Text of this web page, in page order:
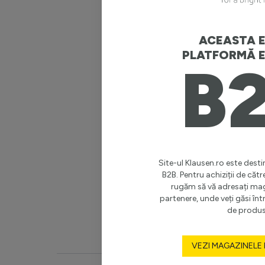
Putere
Clasă
Înălțime
ACEASTA
PLATFORMĂ
Site-ul Klausen.ro este
B2B. Pentru achiziții de
rugăm să vă adresați
partenere, unde veți găsi
de
VEZI MAGAZINELE